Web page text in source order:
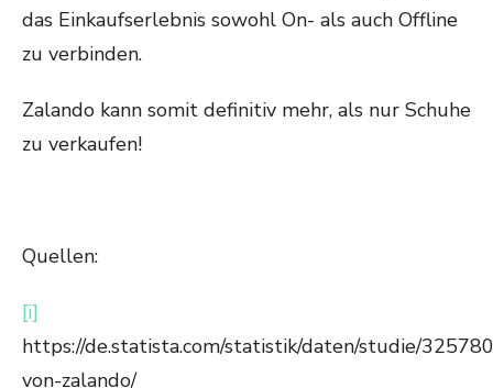
das Einkaufserlebnis sowohl On- als auch Offline
zu verbinden.
Zalando kann somit definitiv mehr, als nur Schuhe
zu verkaufen!
Quellen:
[i]
https://de.statista.com/statistik/daten/studie/
von-zalando/